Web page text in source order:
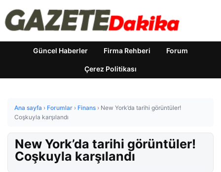
Güncel Haberler Firma Rehberi Forum
Çerez Politikası
Ana sayfa › Forumlar › Finans › New York’da tarihi görüntüler!
Coşkuyla karşılandı
New York’da tarihi görüntüler!
Coşkuyla karşılandı